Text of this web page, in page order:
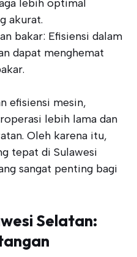
lebih optimal
akurat.
bakar: Efisiensi dalam
dapat menghemat
efisiensi mesin,
lebih lama dan
Oleh karena itu,
tepat di Sulawesi
sangat penting bagi
Selatan: